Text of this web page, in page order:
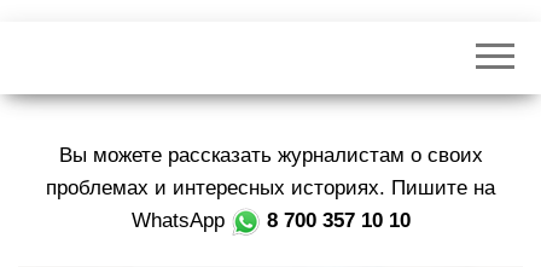
к
р
Вы можете рассказать журналистам о своих
проблемах и интересных историях. Пишите на
WhatsApp
8 700 357 10 10